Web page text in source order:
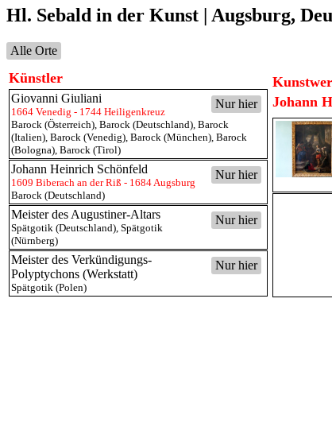
Hl. Sebald in der Kunst | Augsburg,
Alle Orte
Künstler
Nur hier
Giovanni Giuliani
1664 Venedig - 1744 Heiligenkreuz
Barock (Österreich), Barock (Deutschland), Barock
(Italien), Barock (Venedig), Barock (München), Barock
(Bologna), Barock (Tirol)
Nur hier
Johann Heinrich Schönfeld
1609 Biberach an der Riß - 1684 Augsburg
Barock (Deutschland)
Nur hier
Meister des Augustiner-Altars
Spätgotik (Deutschland), Spätgotik
(Nürnberg)
Nur hier
Meister des Verkündigungs-
Polyptychons (Werkstatt)
Spätgotik (Polen)
Johann